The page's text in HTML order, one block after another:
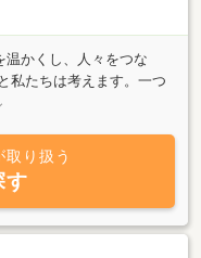
温かくし、人々をつな
私たちは考えます。一つ
ことで、より信頼できる
立場や感情を理解し、
まし：仲間を大切にする
うことも含みます。困難
うことが、 良い仲間関係
ケーション：コミュニケ
ュニケーションを通じ
り扱う
す